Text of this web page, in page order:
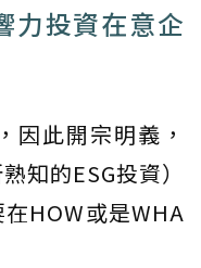
力投資在意企
因此開宗明義，
知的ESG投資）
HOW或是WHA